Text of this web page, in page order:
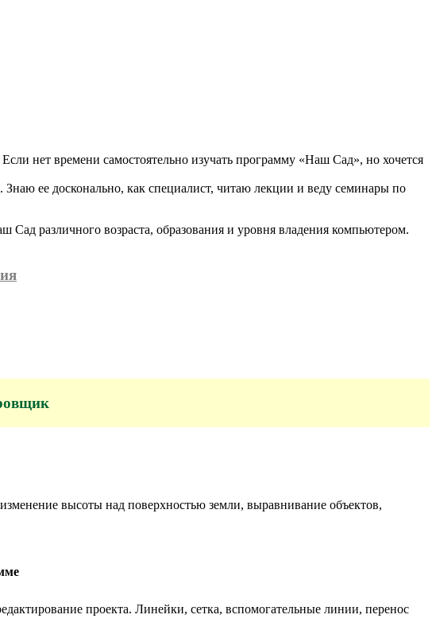
нет времени самостоятельно изучать программу «Наш Сад», но хочется
ее досконально, как специалист, читаю лекции и веду семинары по
различного возраста, образования и уровня владения компьютером.
высоты над поверхностью земли, выравнивание объектов,
проекта. Линейки, сетка, вспомогательные линии, перенос